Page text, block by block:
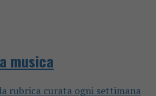
musica
la rubrica curata ogni settimana